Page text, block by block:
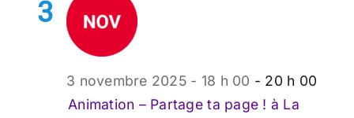
3
3 novembre 2025 - 18 h 00 - 20 h 00
Animation – Partage ta page ! à La